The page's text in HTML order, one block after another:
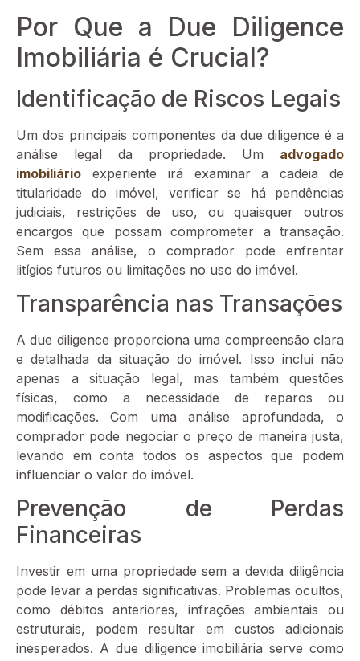
Por Que a Due Diligence
Imobiliária é Crucial?
Identificação de Riscos Legais
Um dos principais componentes da due diligence é a
análise legal da propriedade. Um advogado
imobiliário experiente irá examinar a cadeia de
titularidade do imóvel, verificar se há pendências
judiciais, restrições de uso, ou quaisquer outros
encargos que possam comprometer a transação.
Sem essa análise, o comprador pode enfrentar
litígios futuros ou limitações no uso do imóvel.
Transparência nas Transações
A due diligence proporciona uma compreensão clara
e detalhada da situação do imóvel. Isso inclui não
apenas a situação legal, mas também questões
físicas, como a necessidade de reparos ou
modificações. Com uma análise aprofundada, o
comprador pode negociar o preço de maneira justa,
levando em conta todos os aspectos que podem
influenciar o valor do imóvel.
Prevenção de Perdas
Financeiras
Investir em uma propriedade sem a devida diligência
pode levar a perdas significativas. Problemas ocultos,
como débitos anteriores, infrações ambientais ou
estruturais, podem resultar em custos adicionais
inesperados. A due diligence imobiliária serve como